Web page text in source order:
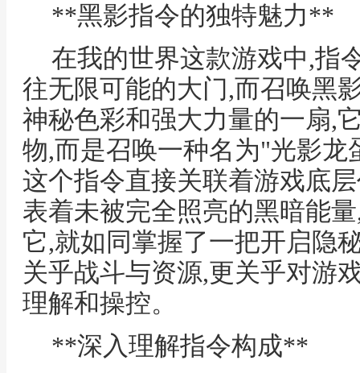
**黑影指令的独特魅力**
在我的世界这款游戏中,指
往无限可能的大门,而召唤黑
神秘色彩和强大力量的一扇,
物,而是召唤一种名为"光影
这个指令直接关联着游戏底
表着未被完全照亮的黑暗能
它,就如同掌握了一把开启隐
关乎战斗与资源,更关乎对游
理解和操控。
**深入理解指令构成**